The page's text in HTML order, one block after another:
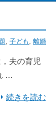
, 子ども , 離婚
夫の育児
…
続きを読む